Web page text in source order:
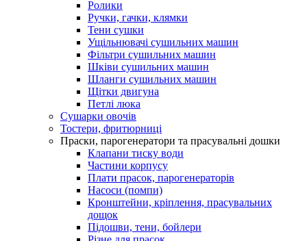
Ролики
Ручки, гачки, клямки
Тени сушки
Ущільнювачі сушильних машин
Фільтри сушильних машин
Шківи сушильних машин
Шланги сушильних машин
Щітки двигуна
Петлі люка
Сушарки овочів
Тостери, фритюрниці
Праски, парогенератори та прасувальні дошки
Клапани тиску води
Частини корпусу
Плати прасок, парогенераторів
Насоси (помпи)
Кронштейни, кріплення, прасувальних
дощок
Підошви, тени, бойлери